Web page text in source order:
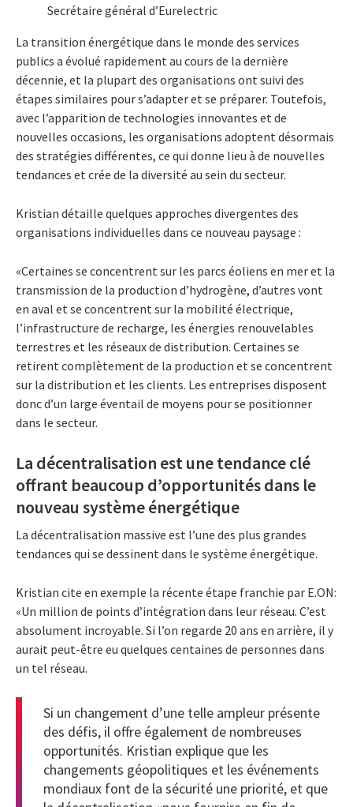
Secrétaire général d’Eurelectric
La transition énergétique dans le monde des services
publics a évolué rapidement au cours de la dernière
décennie, et la plupart des organisations ont suivi des
étapes similaires pour s’adapter et se préparer. Toutefois,
avec l’apparition de technologies innovantes et de
nouvelles occasions, les organisations adoptent désormais
des stratégies différentes, ce qui donne lieu à de nouvelles
tendances et crée de la diversité au sein du secteur.
Kristian détaille quelques approches divergentes des
organisations individuelles dans ce nouveau paysage :
«Certaines se concentrent sur les parcs éoliens en mer et la
transmission de la production d’hydrogène, d’autres vont
en aval et se concentrent sur la mobilité électrique,
l’infrastructure de recharge, les énergies renouvelables
terrestres et les réseaux de distribution. Certaines se
retirent complètement de la production et se concentrent
sur la distribution et les clients. Les entreprises disposent
donc d’un large éventail de moyens pour se positionner
dans le secteur.
La décentralisation est une tendance clé
offrant beaucoup d’opportunités dans le
nouveau système énergétique
La décentralisation massive est l’une des plus grandes
tendances qui se dessinent dans le système énergétique.
Kristian cite en exemple la récente étape franchie par E.ON:
«Un million de points d’intégration dans leur réseau. C’est
absolument incroyable. Si l’on regarde 20 ans en arrière, il y
aurait peut-être eu quelques centaines de personnes dans
un tel réseau.
Si un changement d’une telle ampleur présente
des défis, il offre également de nombreuses
opportunités. Kristian explique que les
changements géopolitiques et les événements
mondiaux font de la sécurité une priorité, et que